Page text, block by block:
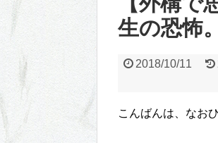
生の恐怖
2018/10/11
こんばんは、なお